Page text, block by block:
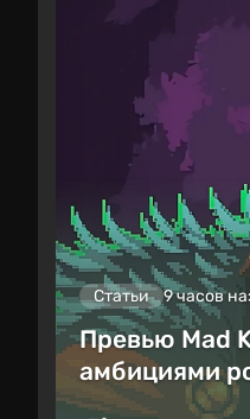
Статьи 9 часов
Превью Mad
амбициями